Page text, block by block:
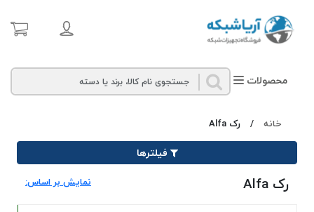
محصولات
خانه / رک Alfa
فیلترها
رک Alfa نمایش بر اساس: